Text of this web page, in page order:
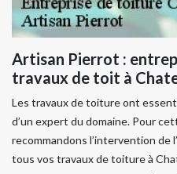
Artisan Pierrot :
travaux de toit à
Les travaux de toiture ont
d’un expert du domaine. Pour
recommandons l’intervention
tous vos travaux de toiture à